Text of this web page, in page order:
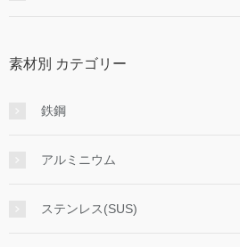
素材別 カテゴリー
鉄鋼
アルミニウム
ステンレス(SUS)